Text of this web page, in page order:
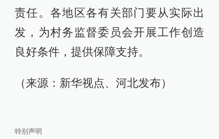
责任。各地区各有关部门要从实际出
发，为村务监督委员会开展工作创造
良好条件，提供保障支持。
（来源：新华视点、河北发布）
特别声明